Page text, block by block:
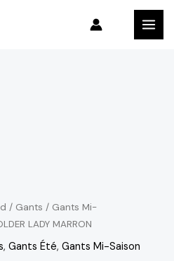
/ Gants / Gants Mi-
LADY MARRON
, Gants Été, Gants Mi-Saison